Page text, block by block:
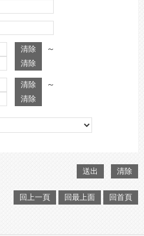
～
～
回上一頁 回最上面 回首頁